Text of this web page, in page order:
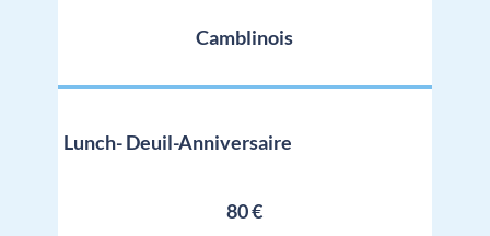
Camblinois
Lunch- Deuil-Anniversaire
80 €